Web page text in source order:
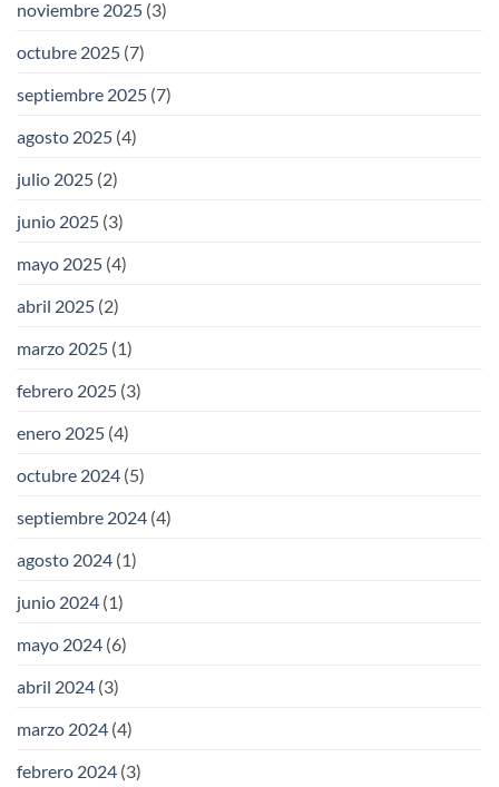
noviembre 2025 (3)
octubre 2025 (7)
septiembre 2025 (7)
agosto 2025 (4)
julio 2025 (2)
junio 2025 (3)
mayo 2025 (4)
abril 2025 (2)
marzo 2025 (1)
febrero 2025 (3)
enero 2025 (4)
octubre 2024 (5)
septiembre 2024 (4)
agosto 2024 (1)
junio 2024 (1)
mayo 2024 (6)
abril 2024 (3)
marzo 2024 (4)
febrero 2024 (3)